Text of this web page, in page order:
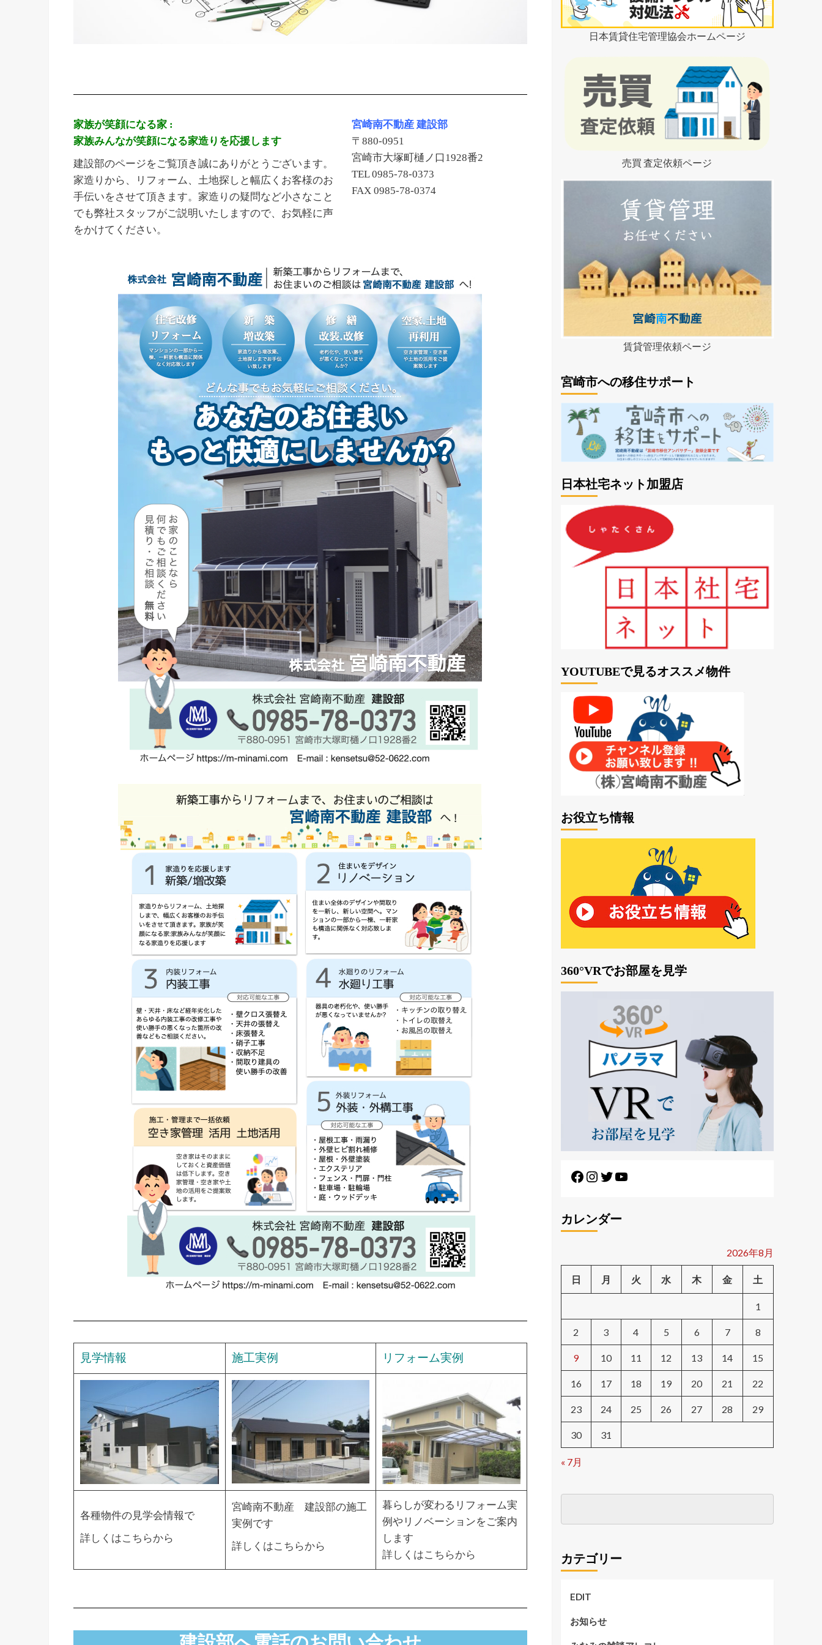
家族が笑顔になる家 :
家族みんなが笑顔になる家造りを応援します
建設部のページをご覧頂き誠にありがとうございます。
家造りから、リフォーム、土地探しと幅広くお客様のお
手伝いをさせて頂きます。家造りの疑問など小さなこと
でも弊社スタッフがご説明いたしますので、お気軽に声
をかけてください。
宮崎南不動産 建設部
〒880-0951
宮崎市大塚町樋ノ口1928番2
TEL 0985-78-0373
FAX 0985-78-0374
見学情報 施工実例 リフォーム実例
各種物件の見学会情報で
詳しくはこちらから
宮崎南不動産 建設部の施工
実例です
詳しくはこちらから
暮らしが変わるリフォーム実
例やリノベーションをご案内
します
詳しくはこちらから
日本賃貸住宅管理協会ホームページ
売買 査定依頼ページ
賃貸管理依頼ページ
宮崎市への移住サポート
日本社宅ネット加盟店
YOUTUBEで見るオススメ物件
お役立ち情報
360°VRでお部屋を見学
カレンダー
2026年8月
日 月 火 水 木 金 土
1
2 3 4 5 6 7 8
9 10 11 12 13 14 15
16 17 18 19 20 21 22
23 24 25 26 27 28 29
30 31
« 7月
カテゴリー
EDIT
お知らせ